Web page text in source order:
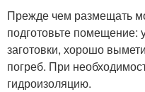
Прежде чем размещать
подготовьте помещение:
заготовки, хорошо
погреб. При
гидроизоляцию.